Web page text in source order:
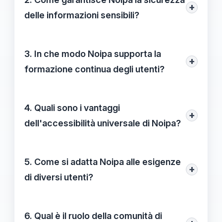
accedere ai servizi da qualsiasi
delle informazioni sensibili?
+
crittografia e protocolli di sicurezza per
proteggere i dati, assicurandosi che le
3. In che modo Noipa supporta la
formazione continua degli utenti?
+
tutorial interattiviper garantire che gli
utenti possano apprendere e rimanere
4. Quali sono i vantaggi
dell'accessibilità universale di Noipa?
+
utenti di utilizzare Noipa su diversi
dispositivi, il che promuove un approccio
5. Come si adatta Noipa alle esigenze
di diversi utenti?
+
per diversi profili professionali, da
6. Qual è il ruolo della comunità di